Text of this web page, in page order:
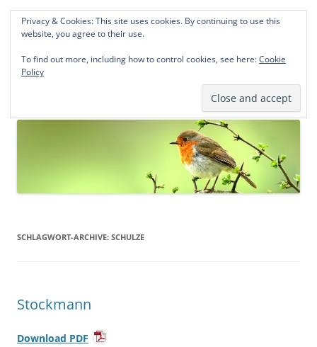
Norddeutsche Genealogien
Michael Kohlhaas und Jens Kirchhoff
springen
SCHLAGWORT-ARCHIVE: SCHULZE
Stockmann
Download PDF
Privacy & Cookies: This site uses cookies. By continuing to use this
website, you agree to their use.
To find out more, including how to control cookies, see here:Cookie
Policy